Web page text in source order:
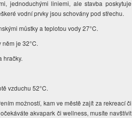
jednoduchými liniemi, ale stavba poskytuje
vodní prvky jsou schovány pod střechu.
můstky a teplotou vody 27°C.
je 32°C.
hračky.
vzduchu 52°C.
možností, kam ve městě zajít za rekreací či
akvapark či wellness, musíte navštívit